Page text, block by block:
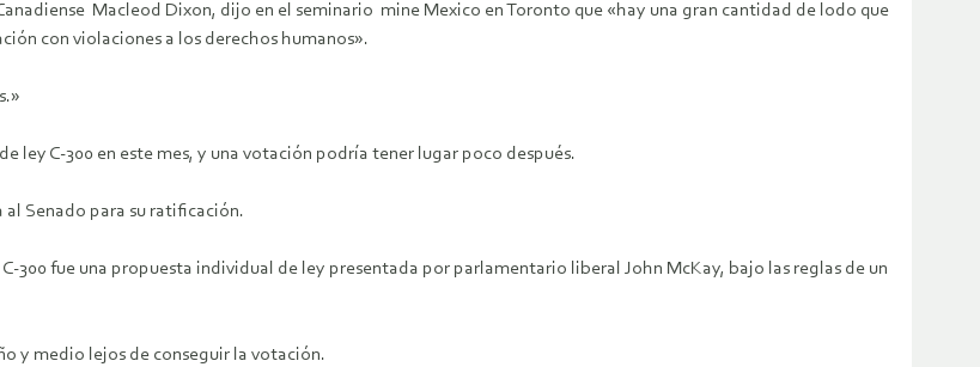
Macleod Dixon, dijo en el seminario mine Mexico en Toronto que «hay una gran cantidad de lodo que
con violaciones a los derechos humanos».
C-300 en este mes, y una votación podría tener lugar poco después.
Senado para su ratificación.
300 fue una propuesta individual de ley presentada por parlamentario liberal John McKay, bajo las reglas de un
y medio lejos de conseguir la votación.